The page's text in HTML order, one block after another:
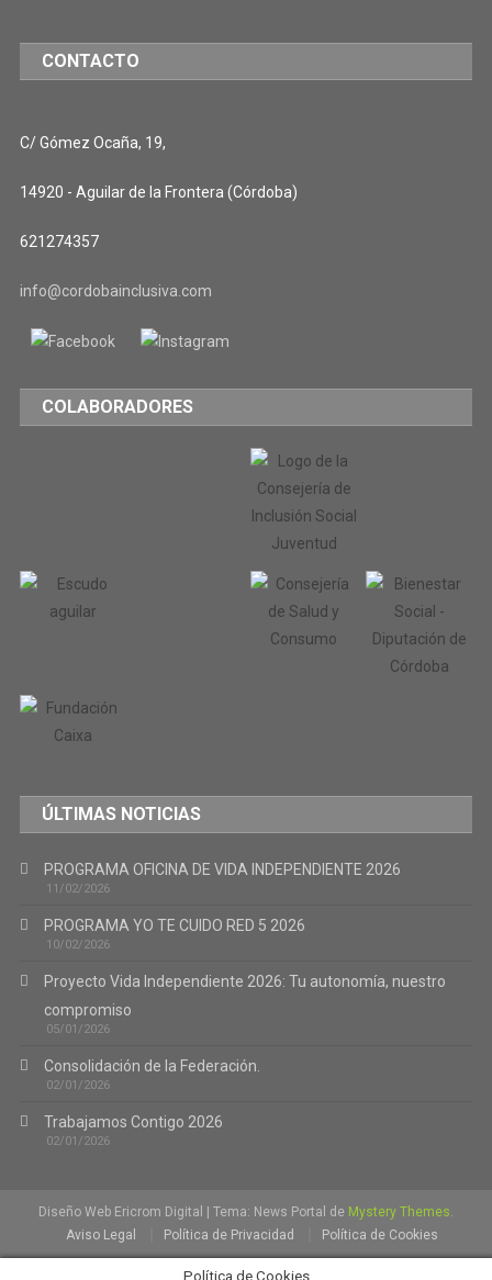
CONTACTO
C/ Gómez Ocaña, 19,
14920 - Aguilar de la Frontera (Córdoba)
621274357
info@cordobainclusiva.com
COLABORADORES
ÚLTIMAS NOTICIAS
PROGRAMA OFICINA DE VIDA INDEPENDIENTE 2026
11/02/2026
PROGRAMA YO TE CUIDO RED 5 2026
10/02/2026
Proyecto Vida Independiente 2026: Tu autonomía, nuestro
compromiso
05/01/2026
Consolidación de la Federación.
02/01/2026
Trabajamos Contigo 2026
02/01/2026
Diseño Web Ericrom Digital Tema: News Portal de Mystery Themes.
Aviso Legal
Política de Privacidad Política de Cookies
Política de Cookies